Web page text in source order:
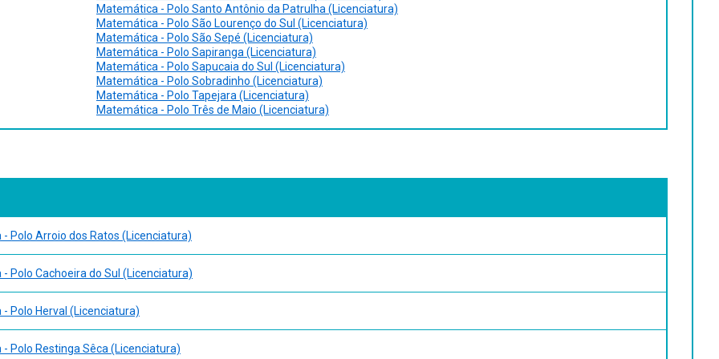
Integrandos DescontínuosMatemática - Polo Santo Antônio da Patrulha (Licenciatura)
Matemática - Polo São Lourenço do Sul (Licenciatura)
Matemática - Polo São Sepé (Licenciatura)
Matemática - Polo Sapiranga (Licenciatura)
Matemática - Polo Sapucaia do Sul (Licenciatura)
Matemática - Polo Sobradinho (Licenciatura)
Matemática - Polo Tapejara (Licenciatura)
Matemática - Polo Três de Maio (Licenciatura)
Polo Arroio dos Ratos (Licenciatura)
Polo Cachoeira do Sul (Licenciatura)
Polo Herval (Licenciatura)
Polo Restinga Sêca (Licenciatura)